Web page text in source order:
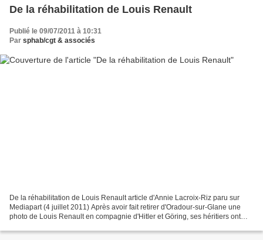
De la réhabilitation de Louis Renault
Publié le 09/07/2011 à 10:31
Par sphab/cgt & associés
De la réhabilitation de Louis Renault article d'Annie Lacroix-Riz paru sur
Mediapart (4 juillet 2011) Après avoir fait retirer d'Oradour-sur-Glane une
photo de Louis Renault en compagnie d'Hitler et Göring, ses héritiers ont